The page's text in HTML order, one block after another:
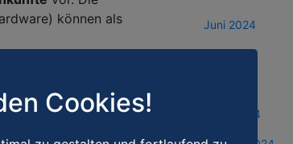
können als
nachhaltige
Juni 2024
März 2024
Cookies!